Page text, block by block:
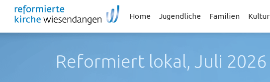
Home Jugendliche Familien Kultur
Reformiert lokal, Juli 2026